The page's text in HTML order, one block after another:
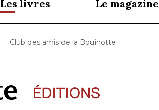
Les livres Le magazine
Club des amis de la Bouinotte